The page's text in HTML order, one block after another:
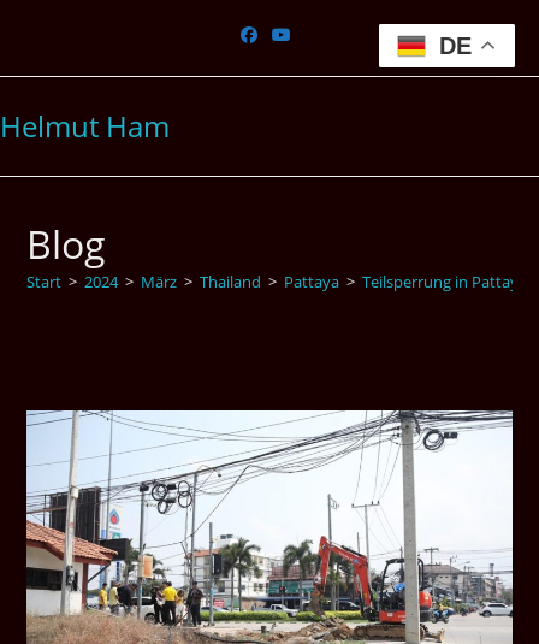
springen
Helmut Ham
Blog
Start > 2024 > März > Thailand > Pattaya > Teilsperrung in Pattaya
DE